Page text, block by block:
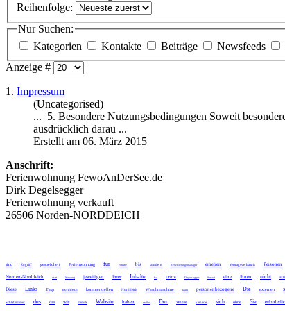
Reihenfolge:
Nur Suchen:
Kategorien
Kontakte Beiträge Newsfeeds
Anzeige #
1. Impressum
(Uncategorised)
... 5. Besondere Nutzungsbedingungen Soweit
ausdrücklich darau ...
Erstellt am 06. März 2015
Anschrift:
Ferienwohnung FewoAnDerSee.de
Dirk Degelsegger
Ferienwohnung verkauft
26506 Norden-NORDDEICH
sind Zugriff gespeichert Ferienwohnung für externe bis sondern Reservierungsmanager erheben Vertragsverhältnis Personen
Norden-Norddeich statt Nutzung jeweiligen Ihrer Inhalte hat Dritte Degelsegger Soweit eine Ihnen nicht
Diese Links Tags norddeich kommerziellen Norddeich Waschmaschine kann personenbezogene Die externen
Schlafzimmer des das wir minute Website haben stellen Der Wiese keinerlei sich ohne Sie